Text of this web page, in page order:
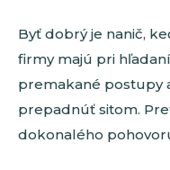
Byť dobrý je nanič,
firmy majú pri
premakané postupy
prepadnúť sitom.
dokonalého